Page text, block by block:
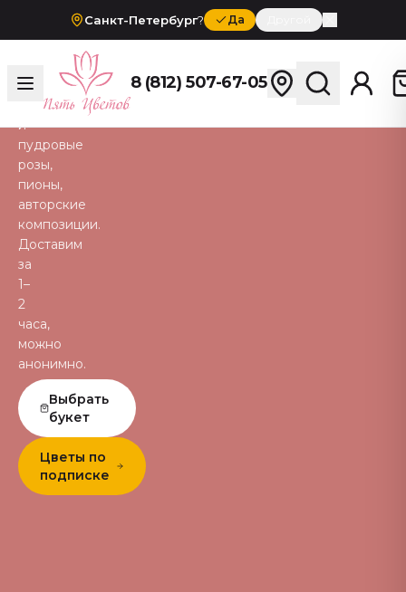
Санкт-Петербург? Да
8 (812) 507-67-05
Романтичные
любимой
—
красные
и
пудровые
розы,
пионы,
авторские
композиции.
Доставим
за
1–
2
часа,
можно
анонимно.
Выбрать
букет
Цветы по
подписке